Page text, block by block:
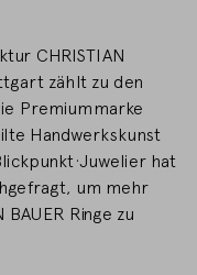
CHRISTIAN
zählt zu den
Premiummarke
Handwerkskunst
hat
um mehr
Ringe zu